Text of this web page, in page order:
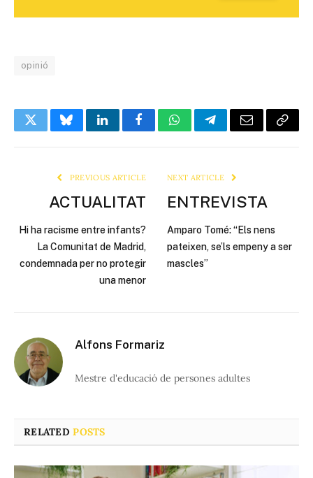
opinió
TwitterBlueskyLinkedInFacebookWhatsAppTelegramEmail Copy
PREVIOUS ARTICLE
ACTUALITAT
Hi ha racisme entre infants?
La Comunitat de Madrid,
condemnada per no protegir
una menor
NEXT ARTICLE
ENTREVISTA
Amparo Tomé: “Els nens
pateixen, se’ls empeny a ser
mascles”
Alfons Formariz
Mestre d'educació de persones adultes
RELATEDPOSTS